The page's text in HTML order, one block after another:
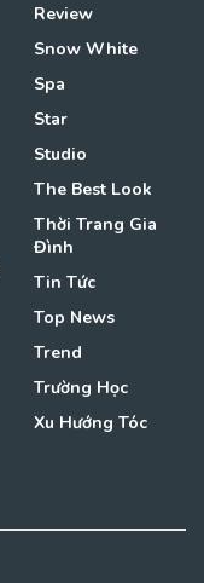
Review
Snow White
Spa
Star
Studio
The Best Look
Thời Trang Gia
Đình
Tin Tức
Top News
Trend
Trường Học
Xu Hướng Tóc